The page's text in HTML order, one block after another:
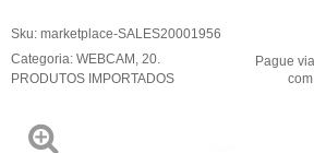
Sku: marketplace-SALES20001956
Categoria: WEBCAM 20.
PRODUTOS IMPORTADOS
Pague
com